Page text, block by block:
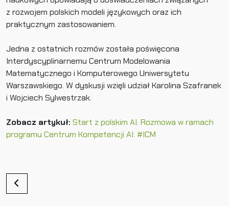
z rozwojem polskich modeli językowych oraz ich
praktycznym zastosowaniem.
Jedna z ostatnich rozmów została poświęcona
Interdyscyplinarnemu Centrum Modelowania
Matematycznego i Komputerowego Uniwersytetu
Warszawskiego. W dyskusji wzięli udział Karolina Szafranek
i Wojciech Sylwestrzak.
Zobacz artykuł: Start z polskim AI. Rozmowa w ramach
programu Centrum Kompetencji AI. #ICM
N
a